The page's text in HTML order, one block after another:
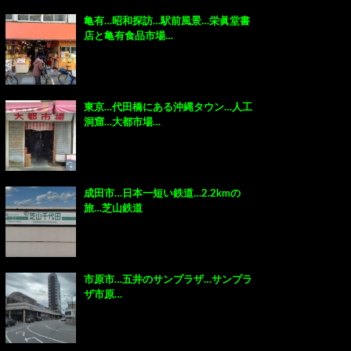
亀有…昭和探訪…駅前風景…栄眞堂書
店と亀有食品市場…
東京…代田橋にある沖縄タウン…人工
洞窟…大都市場…
成田市…日本一短い鉄道…2.2kmの
旅…芝山鉄道
市原市…五井のサンプラザ…サンプラ
ザ市原…